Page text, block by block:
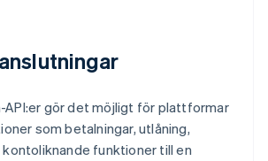
API:er gör det möjligt för plattformar
som betalningar, utlåning,
funktioner till en